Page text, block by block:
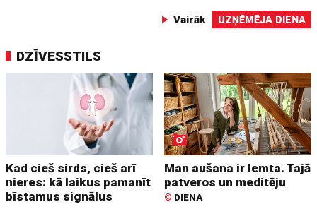
Vairāk UZŅĒMĒJA DIENA
DZĪVESSTILS
Kad cieš sirds, cieš arī
nieres: kā laikus pamanīt
bīstamus signālus
Man aušana ir lemta. Tajā
patveros un meditēju
© DIENA